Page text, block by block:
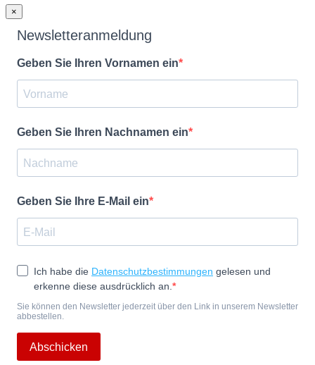
×
Newsletteranmeldung
Geben Sie Ihren Vornamen ein
Geben Sie Ihren Nachnamen ein
Geben Sie Ihre E-Mail ein
Ich habe die Datenschutzbestimmungen gelesen und
erkenne diese ausdrücklich an.
Sie können den Newsletter jederzeit über den Link in unserem Newsletter
abbestellen.
Abschicken